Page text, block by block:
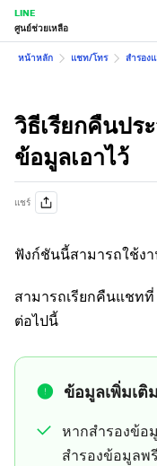
LINE
ศูนย์ช่วยเหลือ
หน้าหลัก แชท/โทร สำรอง
วิธีเรียกคืนปร
ข้อมูลเอาไว้
แชร์
ฟังก์ชันนี้สามารถใช้ง
สามารถเรียกคืนแชทที่
ต่อไปนี้
ข้อมูลเพิ่มเติม
หากสำรองข้อ
สำรองข้อมูลพ